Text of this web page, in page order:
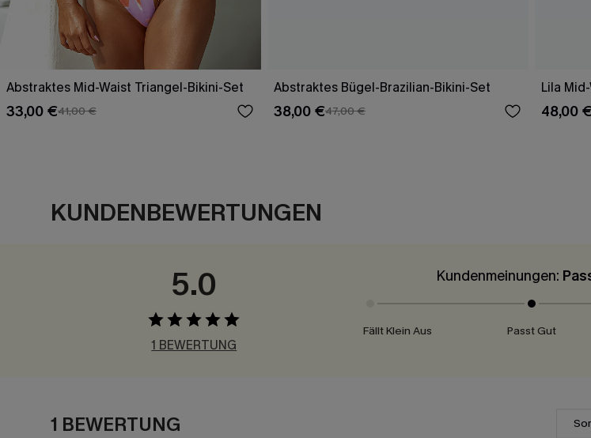
Abstraktes Mid-Waist Triangel-Bikini-Set
33,00 €41,00 €
Abstraktes Bügel-Brazilian-Bikini-Set
38,00 €47,00 €
Lila
48,00 €
KUNDENBEWERTUNGEN
5.0
1 BEWERTUNG
Kundenmeinungen:
Fällt Klein Aus Passt Gut
1 BEWERTUNG